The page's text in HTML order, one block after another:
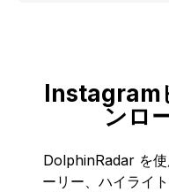
Instagram
ンロ
DolphinRadar を
ーリー、ハイライ